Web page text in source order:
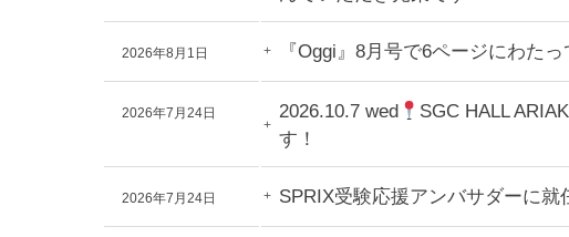
2026年8月1日 『Oggi』8月号で6ページにわた
2026年7月24日 2026.10.7 wed
SGC HALL
す！
2026年7月24日 SPRIX受験応援アンバサダーに